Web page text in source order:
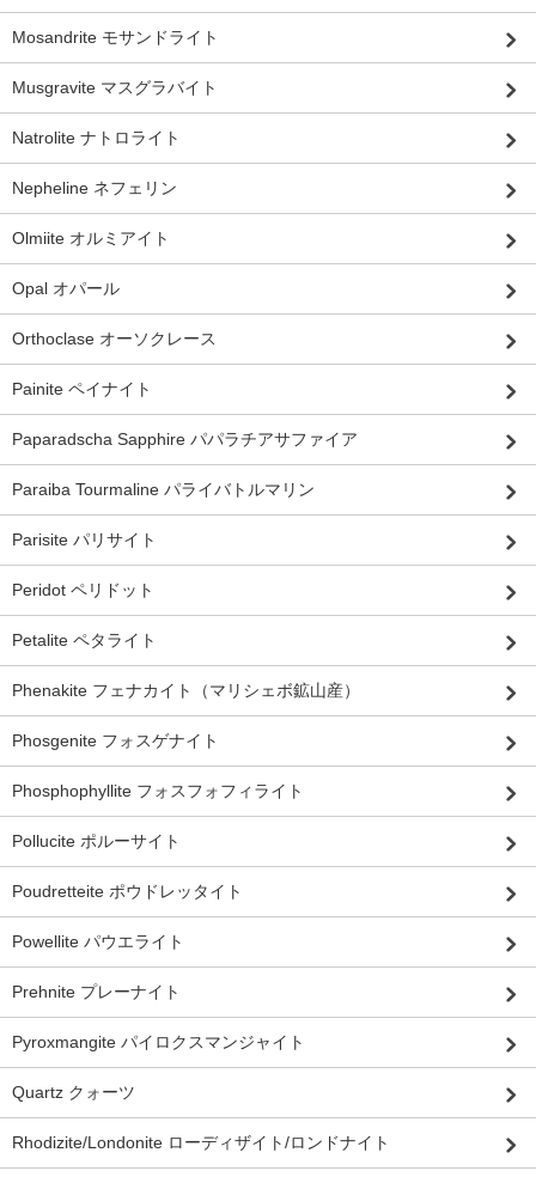
Mosandrite モサンドライト
Musgravite マスグラバイト
Natrolite ナトロライト
Nepheline ネフェリン
Olmiite オルミアイト
Opal オパール
Orthoclase オーソクレース
Painite ペイナイト
Paparadscha Sapphire パパラチアサファイア
Paraiba Tourmaline パライバトルマリン
Parisite パリサイト
Peridot ペリドット
Petalite ペタライト
Phenakite フェナカイト（マリシェボ鉱山産）
Phosgenite フォスゲナイト
Phosphophyllite フォスフォフィライト
Pollucite ポルーサイト
Poudretteite ポウドレッタイト
Powellite パウエライト
Prehnite プレーナイト
Pyroxmangite パイロクスマンジャイト
Quartz クォーツ
Rhodizite/Londonite ローディザイト/ロンドナイト